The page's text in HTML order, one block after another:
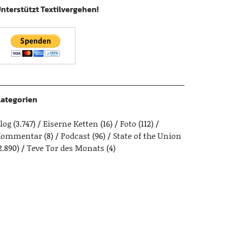
Textilvergehen!
(3.747) Eiserne Ketten (16) Foto (112)
(8) Podcast(96)
State of the Union
Teve Tor des Monats (4)